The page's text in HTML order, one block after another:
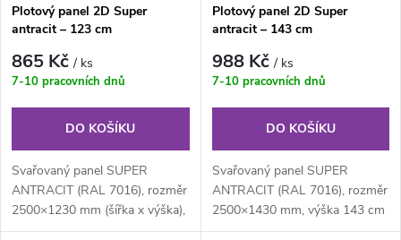
Plotový panel 2D Super
antracit – 123 cm
865 Kč/ ks
7-10 pracovních dnů
DO KOŠÍKU
Svařovaný panel SUPER
ANTRACIT (RAL 7016), rozměr
2500×1230 mm (šířka x výška),
je svařovaný plotový panel o...
Plotový panel 2D Super
antracit – 143 cm
988 Kč/ ks
7-10 pracovních dnů
DO KOŠÍKU
Svařovaný panel SUPER
ANTRACIT (RAL 7016), rozměr
2500×1430 mm, výška 143 cm
je svařovaný plotový panel o